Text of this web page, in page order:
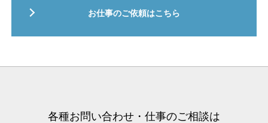
お仕事のご依頼はこちら
各種お問い合わせ・仕事のご相談は